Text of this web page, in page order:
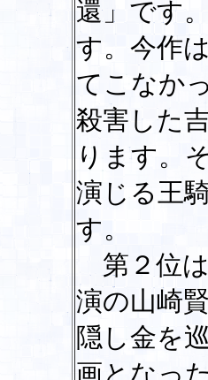
還」です
す。今作
てこなか
殺害した
ります。
演じる王
す。
第２位
演の山崎
隠し金を
画となっ